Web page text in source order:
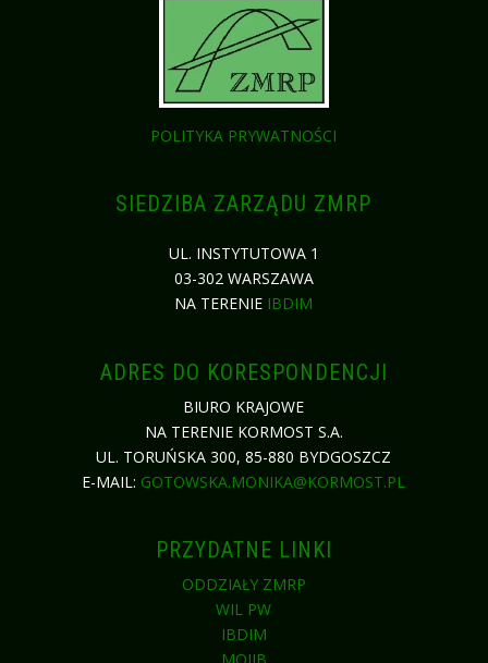
POLITYKA PRYWATNOŚCI
SIEDZIBA ZARZĄDU ZMRP
UL. INSTYTUTOWA 1
03-302 WARSZAWA
NA TERENIE IBDIM
ADRES DO KORESPONDENCJI
BIURO KRAJOWE
NA TERENIE KORMOST S.A.
UL. TORUŃSKA 300, 85-880 BYDGOSZCZ
E-MAIL: GOTOWSKA.MONIKA@KORMOST.PL
PRZYDATNE LINKI
ODDZIAŁY ZMRP
WIL PW
IBDIM